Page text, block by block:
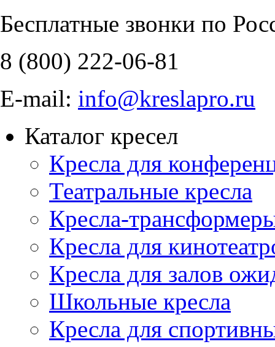
Бесплатные звонки по
8 (800) 222-06-81
E-mail: info@kreslapro.ru
Каталог кресел
Кресла для
Театральные кресла
Кресла-
Кресла для
Кресла для залов
Школьные кресла
Кресла для